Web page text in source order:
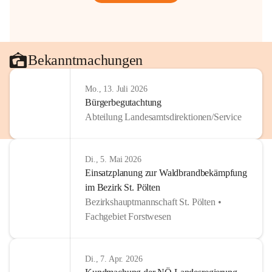
Bekanntmachungen
Mo., 13. Juli 2026
Bürgerbegutachtung
Abteilung Landesamtsdirektionen/Service
Di., 5. Mai 2026
Einsatzplanung zur Waldbrandbekämpfung
im Bezirk St. Pölten
Bezirkshauptmannschaft St. Pölten •
Fachgebiet Forstwesen
Di., 7. Apr. 2026